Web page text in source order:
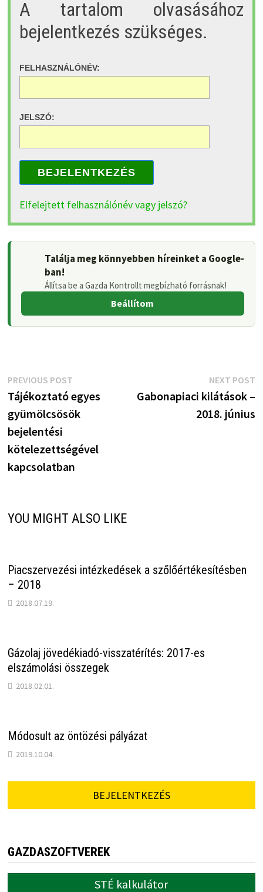
A tartalom olvasásához
bejelentkezés szükséges.
FELHASZNÁLÓNÉV:
JELSZÓ:
BEJELENTKEZÉS
Elfelejtett felhasználónév vagy jelszó?
Találja meg könnyebben híreinket a Google-
ban!
Állítsa be a Gazda Kontrollt megbízható forrásnak!
Beállítom
Bejegyzés
navigáció
PREVIOUS POSTPrevious
post:
Tájékoztató egyes
gyümölcsösök
bejelentési
kötelezettségével
kapcsolatban
NEXT POST
Gabonapiaci kilátások –
2018. június
YOU MIGHT ALSO LIKE
Piacszervezési intézkedések a szőlőértékesítésben
– 2018
2018.07.19.
Gázolaj jövedékiadó-visszatérítés: 2017-es
elszámolási összegek
2018.02.01.
Módosult az öntözési pályázat
2019.10.04.
BEJELENTKEZÉS
GAZDASZOFTVEREK
STÉ kalkulátor